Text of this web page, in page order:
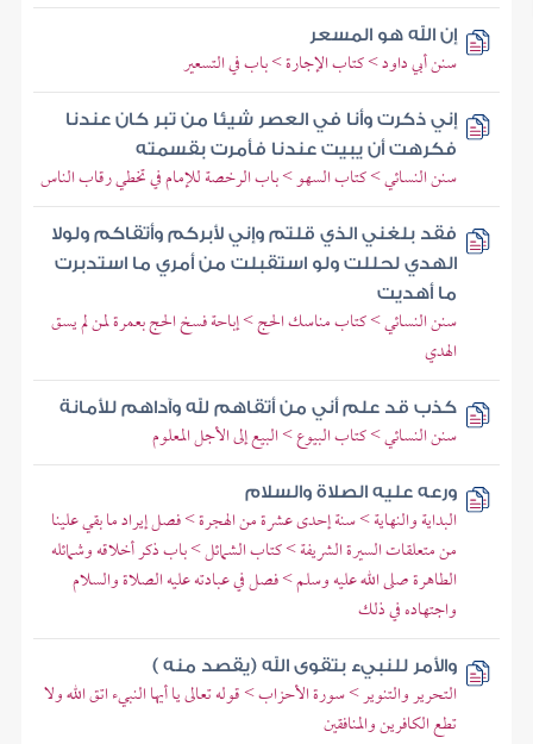
إن الله هو المسعر
سنن أبي داود > كتاب الإجارة > باب في التسعير
إني ذكرت وأنا في العصر شيئا من تبر كان عندنا
فكرهت أن يبيت عندنا فأمرت بقسمته
سنن النسائي > كتاب السهو > باب الرخصة للإمام في تخطي رقاب الناس
فقد بلغني الذي قلتم وإني لأبركم وأتقاكم ولولا
الهدي لحللت ولو استقبلت من أمري ما استدبرت
ما أهديت
سنن النسائي > كتاب مناسك الحج > إباحة فسخ الحج بعمرة لمن لم يسق
الهدي
كذب قد علم أني من أتقاهم لله وآداهم للأمانة
سنن النسائي > كتاب البيوع > البيع إلى الأجل المعلوم
ورعه عليه الصلاة والسلام
البداية والنهاية > سنة إحدى عشرة من الهجرة > فصل إيراد ما بقي علينا
من متعلقات السيرة الشريفة > كتاب الشمائل > باب ذكر أخلاقه وشمائله
الطاهرة صلى الله عليه وسلم > فصل في عبادته عليه الصلاة والسلام
واجتهاده في ذلك
والأمر للنبيء بتقوى الله (يقصد منه )
التحرير والتنوير > سورة الأحزاب > قوله تعالى يا أيها النبيء اتق الله ولا
تطع الكافرين والمنافقين